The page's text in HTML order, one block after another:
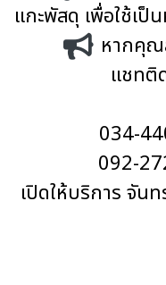
แกะพัสดุ เพื่อใช้เป็
หากคุ
แชทติ
034-
092-
เปิดให้บริการ จัน